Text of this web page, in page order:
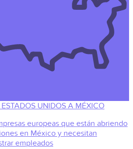
ESTADOS UNIDOS A MÉXICO
europeas que están abriendo
en México y necesitan
empleados